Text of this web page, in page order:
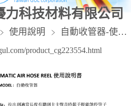
力科技材料有限公司
使用說明 自動收管器-使用說明書
product_cg223554.html